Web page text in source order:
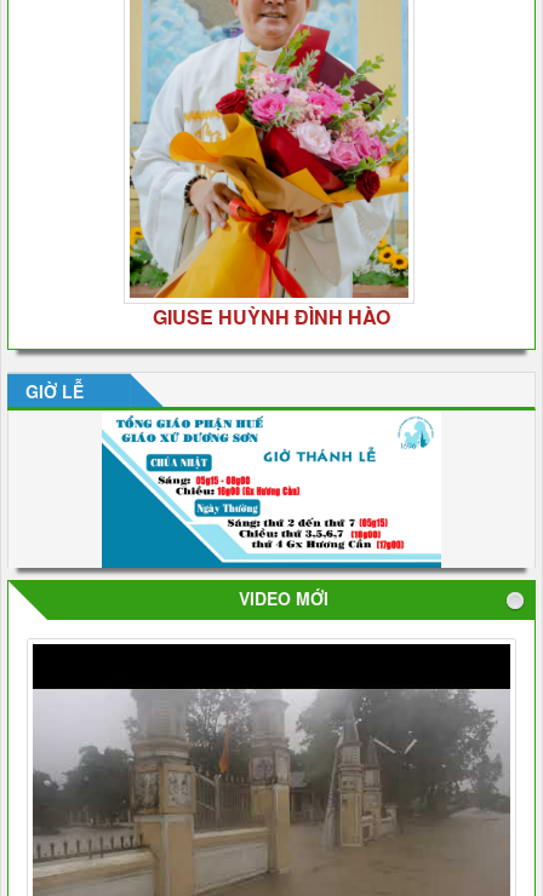
GIUSE HUỲNH ĐÌNH HÀO
GIỜ LỄ
VIDEO MỚI